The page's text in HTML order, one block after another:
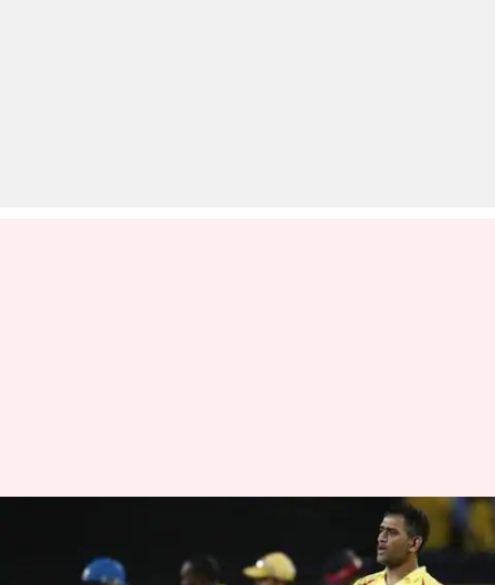
IPL इतिहास में चेन्नई सुपरकिंग्स द्वारा
हासिल की गई पांच यादगार जीत